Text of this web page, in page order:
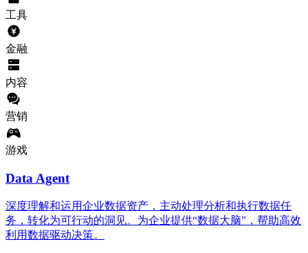
工具
金融
内容
营销
游戏
Data Agent
深度理解和运用企业数据资产，主动处理分析和执行数据任
务，转化为可行动的洞见。为企业提供“数据大脑”，帮助高效
利用数据驱动决策。